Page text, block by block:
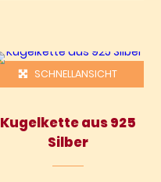
Dieses Produkt weist mehrere Varianten auf. Die Optionen können auf der Produktseite gewählt werden
SCHNELLANSICHT
Kugelkette aus 925
Silber